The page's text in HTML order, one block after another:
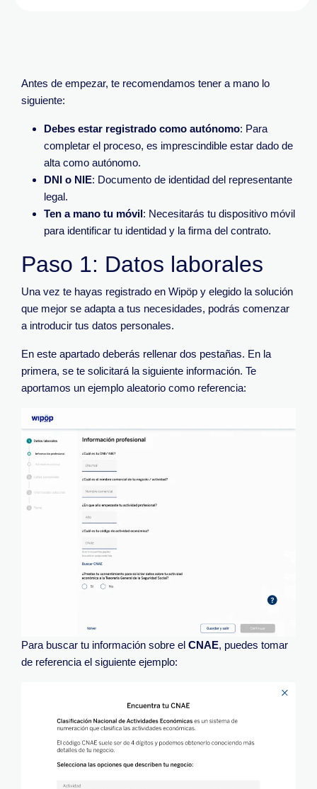
Antes de empezar, te recomendamos tener a mano lo
siguiente:
Debes estar registrado como autónomo: Para
completar el proceso, es imprescindible estar dado de
alta como autónomo.
DNI o NIE: Documento de identidad del representante
legal.
Ten a mano tu móvil: Necesitarás tu dispositivo móvil
para identificar tu identidad y la firma del contrato.
Paso 1: Datos laborales
Una vez te hayas registrado en Wipöp y elegido la solución
que mejor se adapta a tus necesidades, podrás comenzar
a introducir tus datos personales.
En este apartado deberás rellenar dos pestañas. En la
primera, se te solicitará la siguiente información. Te
aportamos un ejemplo aleatorio como referencia:
Para buscar tu información sobre el CNAE, puedes tomar
de referencia el siguiente ejemplo: